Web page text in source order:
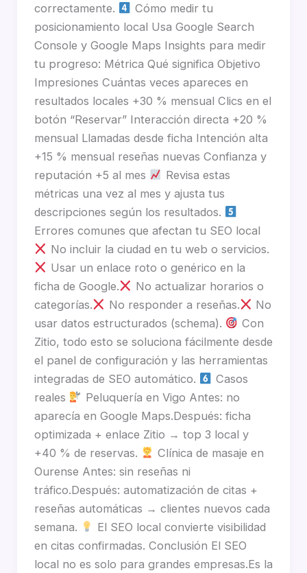
correctamente.
Cómo medir tu
posicionamiento local Usa Google Search
Console y Google Maps Insights para medir
tu progreso: Métrica Qué significa Objetivo
Impresiones Cuántas veces apareces en
resultados locales +30 % mensual Clics en el
botón “Reservar” Interacción directa +20 %
mensual Llamadas desde ficha Intención alta
+15 % mensual reseñas nuevas Confianza y
reputación +5 al mes
Revisa estas
métricas una vez al mes y ajusta tus
descripciones según los resultados.
Errores comunes que afectan tu SEO local
No incluir la ciudad en tu web o servicios.
Usar un enlace roto o genérico en la
ficha de Google.
No actualizar horarios o
categorías.
No responder a reseñas.
No
usar datos estructurados (schema).
Con
Zitio, todo esto se soluciona fácilmente desde
el panel de configuración y las herramientas
integradas de SEO automático.
Casos
reales
Peluquería en Vigo Antes: no
aparecía en Google Maps.Después: ficha
optimizada + enlace Zitio → top 3 local y
+40 % de reservas.
Clínica de masaje en
Ourense Antes: sin reseñas ni
tráfico.Después: automatización de citas +
reseñas automáticas → clientes nuevos cada
semana.
El SEO local convierte visibilidad
en citas confirmadas. Conclusión El SEO
local no es solo para grandes empresas.Es la